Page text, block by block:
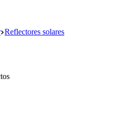
Reflectores solares